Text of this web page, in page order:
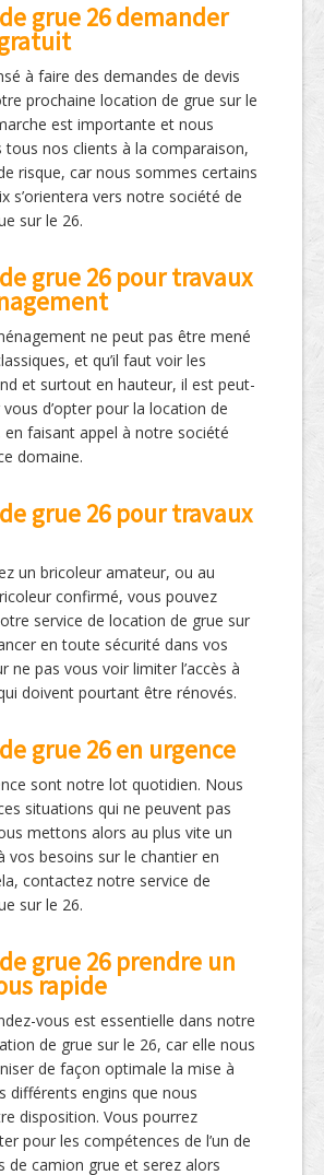
grue 26 demander
à faire des demandes de devis
prochaine location de grue sur le
est importante et nous
tous nos clients à la comparaison,
risque, car nous sommes certains
s’orientera vers notre société de
sur le 26.
grue 26 pour travaux
ne peut pas être mené
et qu’il faut voir les
et surtout en hauteur, il est peut-
d’opter pour la location de
en faisant appel à notre société
domaine.
grue 26 pour travaux
un bricoleur amateur, ou au
confirmé, vous pouvez
service de location de grue sur
en toute sécurité dans vos
ne pas vous voir limiter l’accès à
doivent pourtant être rénovés.
grue 26 en urgence
sont notre lot quotidien. Nous
situations qui ne peuvent pas
mettons alors au plus vite un
vos besoins sur le chantier en
contactez notre service de
sur le 26.
grue 26 prendre un
rapide
vous est essentielle dans notre
de grue sur le 26, car elle nous
de façon optimale la mise à
différents engins que nous
disposition. Vous pourrez
pour les compétences de l’un de
de camion grue et serez alors